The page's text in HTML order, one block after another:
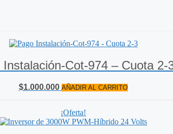
Instalación-Cot-974 – Cuota 2-
$1.000.000 AÑADIR AL CARRITO
¡Oferta!